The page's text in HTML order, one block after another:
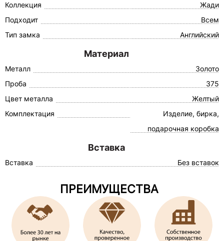
Коллекция
Жади
Подходит
Всем
Тип замка
Английский
Материал
Металл
Золото
Проба
375
Цвет металла
Желтый
Комплектация
Изделие, бирка,
подарочная коробка
Вставка
Вставка Без вставок
ПРЕИМУЩЕСТВА